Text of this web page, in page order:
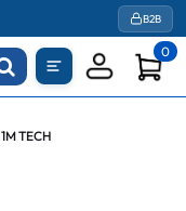
B2B
0
TECH